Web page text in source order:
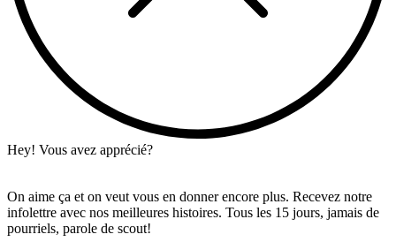
Hey! Vous avez apprécié?
On aime ça et on veut vous en donner encore plus. Recevez notre
infolettre avec nos meilleures histoires. Tous les 15 jours, jamais de
pourriels, parole de scout!